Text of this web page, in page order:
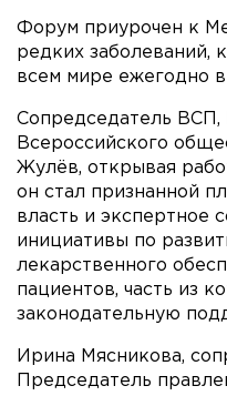
Форум приурочен к
редких заболеваний,
всем мире ежегодно
Сопредседатель ВСП,
Всероссийского
Жулёв, открывая
он стал признанной
власть и экспертное
инициативы по
лекарственного
пациентов, часть из
законодательную
Ирина Мясникова,
Председатель